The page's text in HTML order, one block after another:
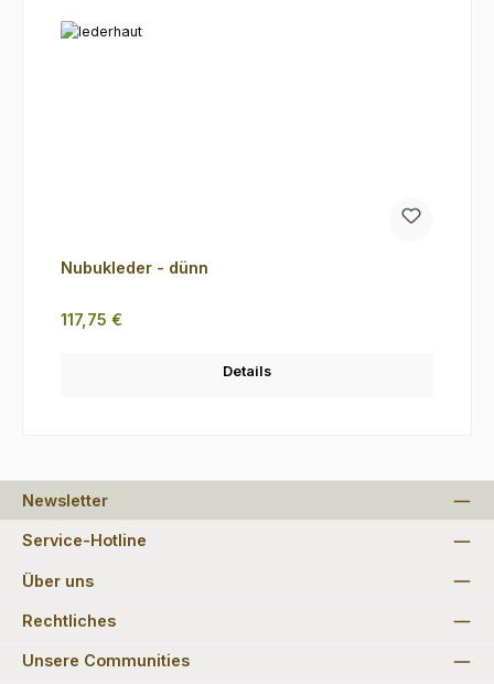
Nubukleder - dünn
Regulärer Preis:
117,75 €
Details
Newsletter
Service-Hotline
Über uns
Rechtliches
Unsere Communities